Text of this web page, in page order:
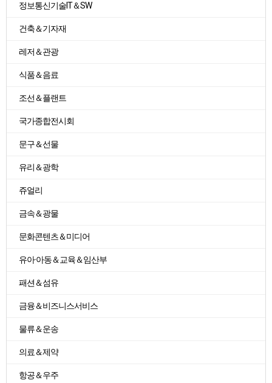
정보통신기술IT＆SW
건축＆기자재
레저＆관광
식품＆음료
조선＆플랜트
국가종합전시회
문구＆선물
유리＆광학
쥬얼리
금속＆광물
문화콘텐츠＆미디어
유아·아동＆교육＆임산부
패션＆섬유
금융＆비즈니스서비스
물류＆운송
의료＆제약
항공＆우주